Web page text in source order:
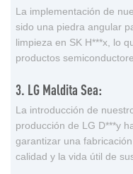
La implementación de
sido una piedra angular
limpieza en SK H***x, lo
productos
3. LG Maldita Sea:
La introducción de
producción de LG D***y
garantizar una
calidad y la vida útil de